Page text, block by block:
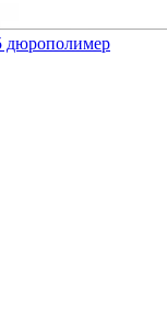
дюрополимер